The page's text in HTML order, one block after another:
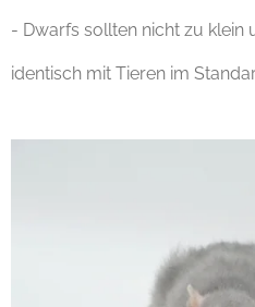
- Dwarfs sollten nicht zu klein
identisch mit Tieren im